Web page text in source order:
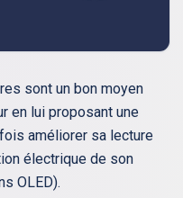
sont un bon moyen
en lui proposant une
améliorer sa lecture
électrique de son
OLED).